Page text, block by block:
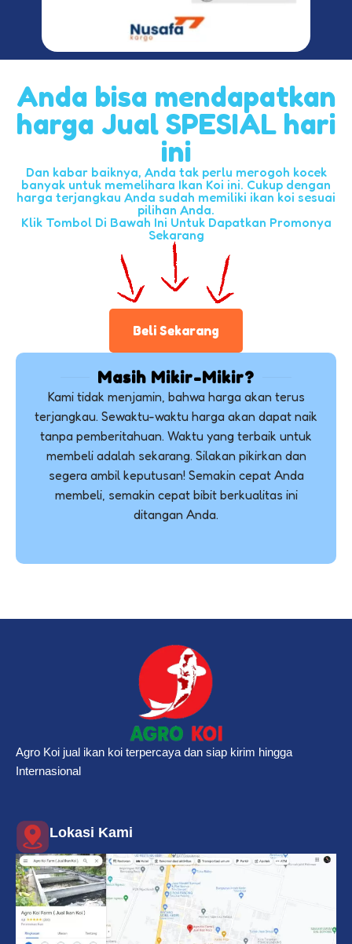
Anda bisa mendapatkan
harga Jual SPESIAL hari
ini
Dan kabar baiknya, Anda tak perlu merogoh kocek
banyak untuk memelihara Ikan Koi ini. Cukup dengan
harga terjangkau Anda sudah memiliki ikan koi sesuai
pilihan Anda.
Klik Tombol Di Bawah Ini Untuk Dapatkan Promonya
Sekarang
Beli Sekarang
Masih Mikir-Mikir?
Kami tidak menjamin, bahwa harga akan terus
terjangkau. Sewaktu-waktu harga akan dapat naik
tanpa pemberitahuan. Waktu yang terbaik untuk
membeli adalah sekarang. Silakan pikirkan dan
segera ambil keputusan! Semakin cepat Anda
membeli, semakin cepat bibit berkualitas ini
ditangan Anda.
Agro Koi jual ikan koi terpercaya dan siap kirim hingga
Internasional
Lokasi Kami